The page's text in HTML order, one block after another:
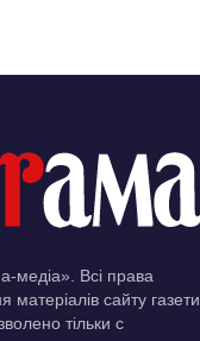
медіа». Всі права
матеріалів сайту газети
тільки c